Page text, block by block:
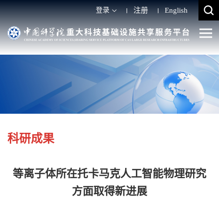
登录 注册 English
科研成果
等离子体所在托卡马克人工智能物理研究
方面取得新进展